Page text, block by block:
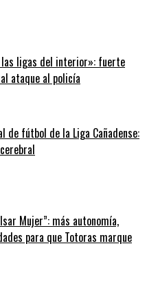
las ligas del interior»: fuerte
ataque al policía
de fútbol de la Liga Cañadense:
Mujer”: más autonomía,
para que Totoras marque